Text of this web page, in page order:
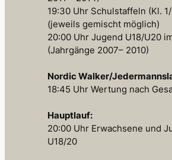
19:30 Uhr Schulstaffeln (Kl.
(jeweils gemischt möglich)
20:00 Uhr Jugend U18/U20
(Jahrgänge 2007– 2010)
Nordic Walker/
18:45 Uhr Wertung nach
Hauptlauf:
20:00 Uhr Erwachsene und
U18/20